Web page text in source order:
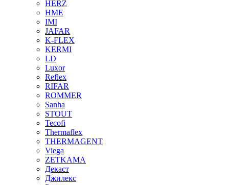
HERZ
HME
IMI
JAFAR
K-FLEX
KERMI
LD
Luxor
Reflex
RIFAR
ROMMER
Sanha
STOUT
Tecofi
Thermaflex
THERMAGENT
Viega
ZETKAMA
Декаст
Джилекс